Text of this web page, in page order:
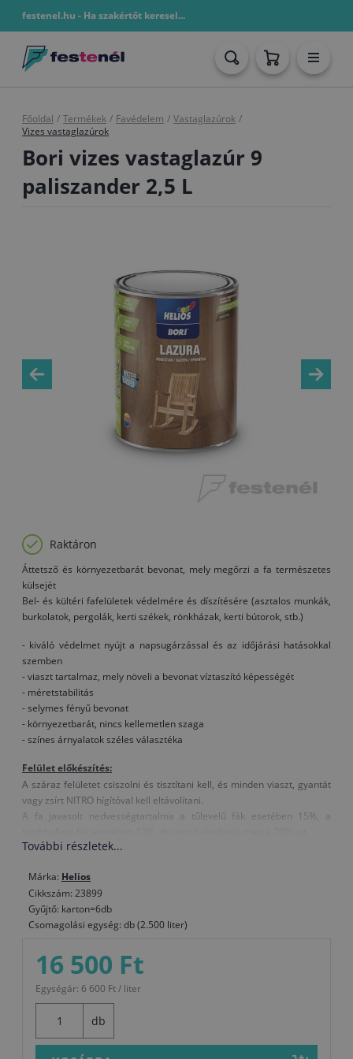
festenel.hu - Ha szakértőt keresel...
Főoldal / Termékek / Favédelem / Vastaglazúrok /
Vizes vastaglazúrok
Bori vizes vastaglazúr 9
paliszander 2,5 L
Raktáron
Áttetsző és környezetbarát bevonat, mely megőrzi a fa természetes
külsejét
Bel- és kültéri fafelületek védelmére és díszítésére (asztalos munkák,
burkolatok, pergolák, kerti székek, rönkházak, kerti bútorok, stb.)
- kiváló védelmet nyújt a napsugárzással és az időjárási hatásokkal
szemben
- viaszt tartalmaz, mely növeli a bevonat víztaszító képességét
- méretstabilitás
- selymes fényű bevonat
- környezetbarát, nincs kellemetlen szaga
- színes árnyalatok széles választéka
Felület előkészítés:
A száraz felületet csiszolni és tisztítani kell, és minden viaszt, gyantát
vagy zsírt NITRO hígítóval kell eltávolítani.
A fa javasolt nedvességtartalma a tűlevelű fák esetében 15%, a
Felvitel módja: ecset, henger, szórás
Hígítás: vízzel, legfeljebb 10 %-ig
A festék, a levegő és a felület hőmérséklete legyen legalább +8°C.
Száradás (T = +20°C, relatív páratartalom 65 %): Száraz pormentes kb.
következő réteget kell felhordani.
Kiadósság: kb. 14 – 16 m2 / liter egy rétegben (a tényleges fogyás
függ a faanyag kezelésétől, típusától és a felvittel módjától)
Szerszámok tisztítása: használat után azonnal vízzel, a megszáradt
festéket NITRO hígítóval
Összetétel:
További részletek...
Márka: Helios
Cikkszám: 23899
Gyűjtő: karton=6db
Csomagolási egység: db (2.500 liter)
16 500 Ft
Egységár: 6 600 Ft / liter
db